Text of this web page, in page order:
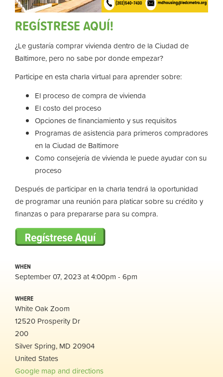
REGÍSTRESE AQUÍ!
¿Le gustaría comprar vivienda dentro de la Ciudad de
Baltimore, pero no sabe por donde empezar?
Participe en esta charla virtual para aprender sobre:
El proceso de compra de vivienda
El costo del proceso
Opciones de financiamiento y sus requisitos
Programas de asistencia para primeros compradores
en la Ciudad de Baltimore
Como consejería de vivienda le puede ayudar con su
proceso
Después de participar en la charla tendrá la oportunidad
de programar una reunión para platicar sobre su crédito y
finanzas o para prepararse para su compra.
WHEN
September 07, 2023 at 4:00pm - 6pm
WHERE
White Oak Zoom
12520 Prosperity Dr
200
Silver Spring, MD 20904
United States
Google map and directions